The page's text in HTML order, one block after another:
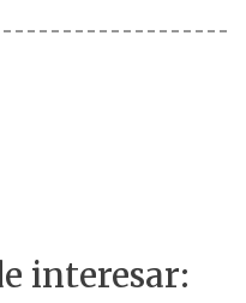
interesar: